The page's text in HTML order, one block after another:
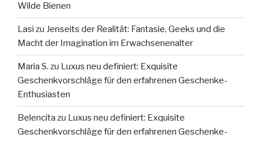
Wilde Bienen
Lasi zu Jenseits der Realität: Fantasie, Geeks und die
Macht der Imagination im Erwachsenenalter
Maria S. zu Luxus neu definiert: Exquisite
Geschenkvorschläge für den erfahrenen Geschenke-
Enthusiasten
Belencita zu Luxus neu definiert: Exquisite
Geschenkvorschläge für den erfahrenen Geschenke-